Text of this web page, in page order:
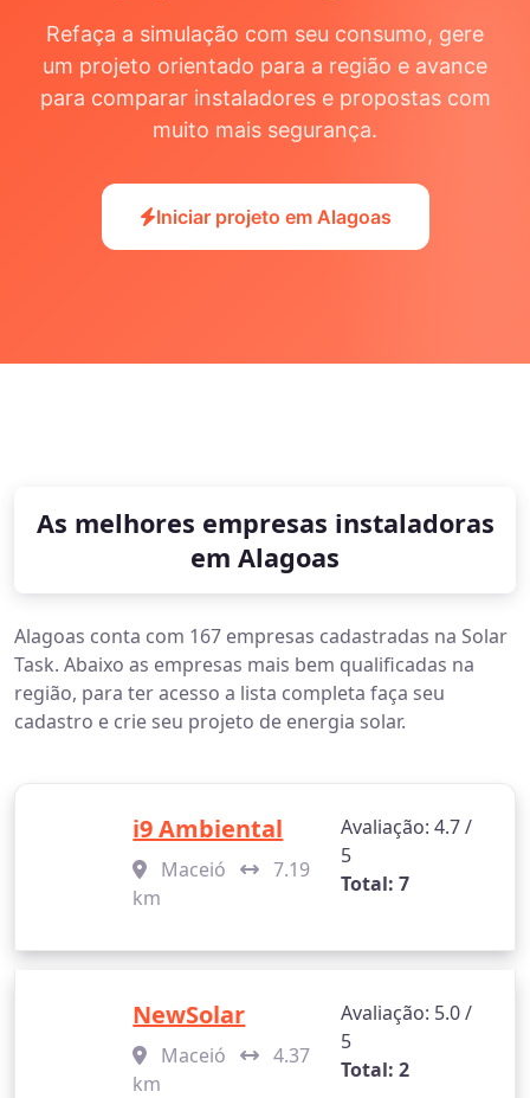
Refaça a simulação com seu consumo, gere
um projeto orientado para a região e avance
para comparar instaladores e propostas com
muito mais segurança.
Iniciar projeto em Alagoas
As melhores empresas instaladoras
em Alagoas
Alagoas conta com 167 empresas cadastradas na Solar
Task. Abaixo as empresas mais bem qualificadas na
região, para ter acesso a lista completa faça seu
cadastro e crie seu projeto de energia solar.
i9 Ambiental
Maceió
7.19
km
Avaliação: 4.7 /
5
Total: 7
NewSolar
Maceió
4.37
km
Avaliação: 5.0 /
5
Total: 2